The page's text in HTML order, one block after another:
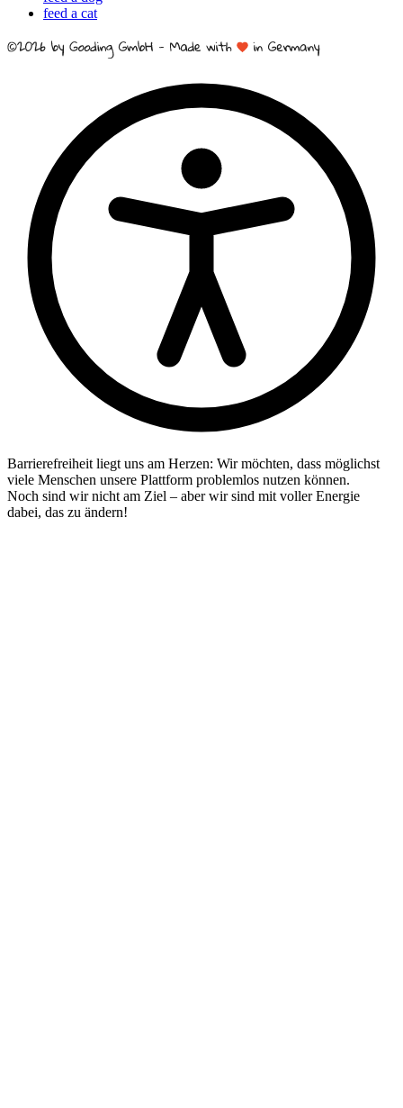
feed a cat
Barrierefreiheit liegt uns am Herzen: Wir möchten, dass möglichst
viele Menschen unsere Plattform problemlos nutzen können.
Noch sind wir nicht am Ziel – aber wir sind mit voller Energie
dabei, das zu ändern!